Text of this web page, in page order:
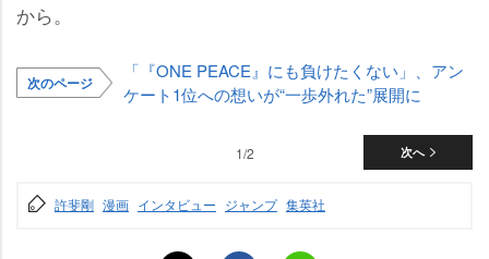
から。
次のページ
「『ONE PEACE』にも負けたくない」、アン
ケート1位への想いが“一歩外れた”展開に
次へ
1/2
許斐剛 漫画 インタビュー ジャンプ 集英社